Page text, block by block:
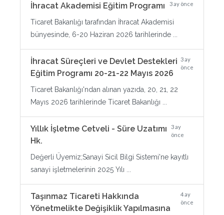
İhracat Akademisi Eğitim Programı 3 ay önce
Ticaret Bakanlığı tarafından İhracat Akademisi
bünyesinde, 6-20 Haziran 2026 tarihlerinde ...
İhracat Süreçleri ve Devlet Destekleri
Eğitim Programı 20-21-22 Mayıs 2026
3 ay
önce
Ticaret Bakanlığı'ndan alınan yazıda, 20, 21, 22
Mayıs 2026 tarihlerinde Ticaret Bakanlığı ...
Yıllık İşletme Cetveli - Süre Uzatımı
Hk.
3 ay
önce
Değerli Üyemiz;Sanayi Sicil Bilgi Sistemi'ne kayıtlı
sanayi işletmelerinin 2025 Yılı ...
Taşınmaz Ticareti Hakkında
Yönetmelikte Değişiklik Yapılmasına
4 ay
önce